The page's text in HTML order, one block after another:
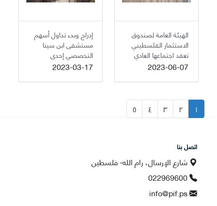
الهيئة العامة لصندوق
الاستثمار الفلسطيني
تعقد اجتماعها العادي
2023-06-07
إدراج وبدء تداول أسهم
مستشفى ابن سينا
التخصصي إحدى
استثمارات الصندوق في
مع القطاع الخاص
2023-03-17
١ ٢ ٣ ٤ ٥
اتصل بنا
شارع الإرسال، رام الله- فلسطين
022969600
info@pif.ps